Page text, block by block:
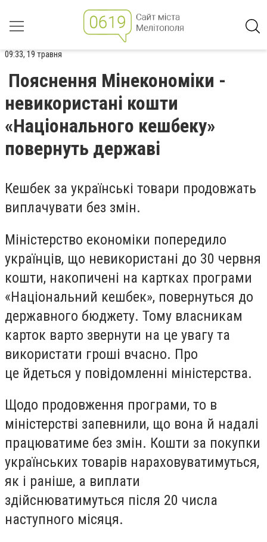
09:33, 19 травня
Пояснення Мінекономіки -
невикористані кошти
«Національного кешбеку»
повернуть державі
Кешбек за українські товари продовжать
виплачувати без змін.
Міністерство економіки попередило
українців, що невикористані до 30 червня
кошти, накопичені на картках програми
«Національний кешбек», повернуться до
державного бюджету. Тому власникам
карток варто звернути на це увагу та
використати гроші вчасно. Про
це йдеться у повідомленні міністерства.
Щодо продовження програми, то в
міністерстві запевнили, що вона й надалі
працюватиме без змін. Кошти за покупки
українських товарів нараховуватимуться,
як і раніше, а виплати
здійснюватимуться після 20 числа
наступного місяця.